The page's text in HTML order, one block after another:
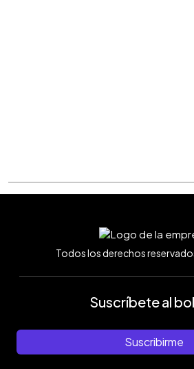
Todos los derechos
Suscríbete al
Suscribirme